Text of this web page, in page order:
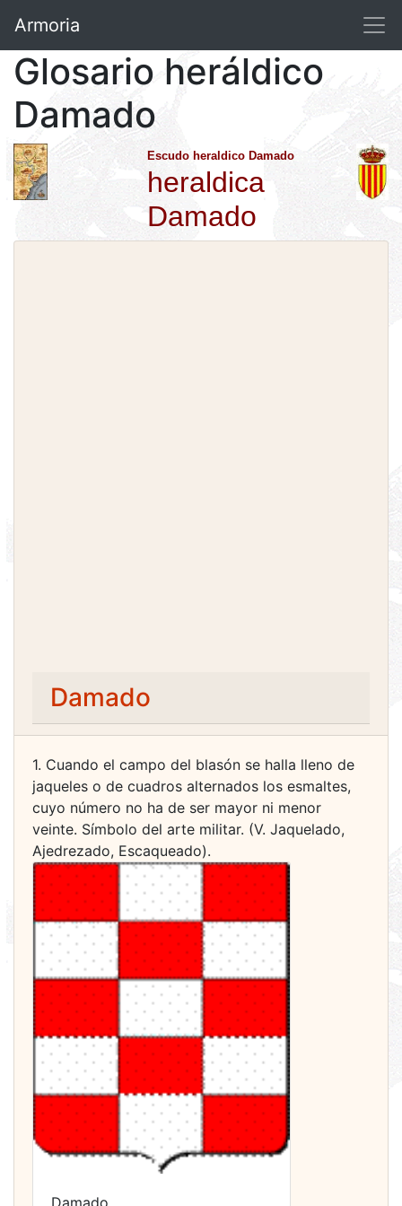
Armoria
Glosario heráldico
Damado
Escudo heraldico Damado
heraldica
Damado
Damado
1. Cuando el campo del blasón se halla lleno de
jaqueles o de cuadros alternados los esmaltes,
cuyo número no ha de ser mayor ni menor
veinte. Símbolo del arte militar. (V. Jaquelado,
Ajedrezado, Escaqueado).